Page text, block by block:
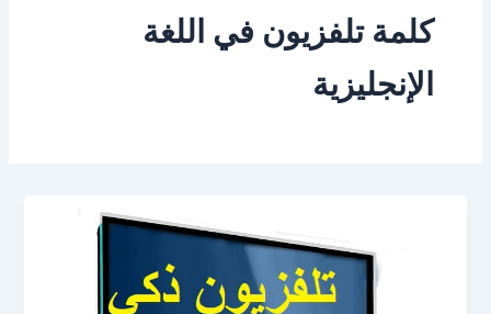
كلمة تلفزيون في اللغة
الإنجليزية